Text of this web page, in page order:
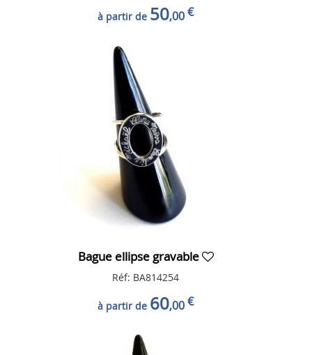
à partir de 50,00€
Bague ellipse gravable
Réf: BA814254
à partir de 60,00€